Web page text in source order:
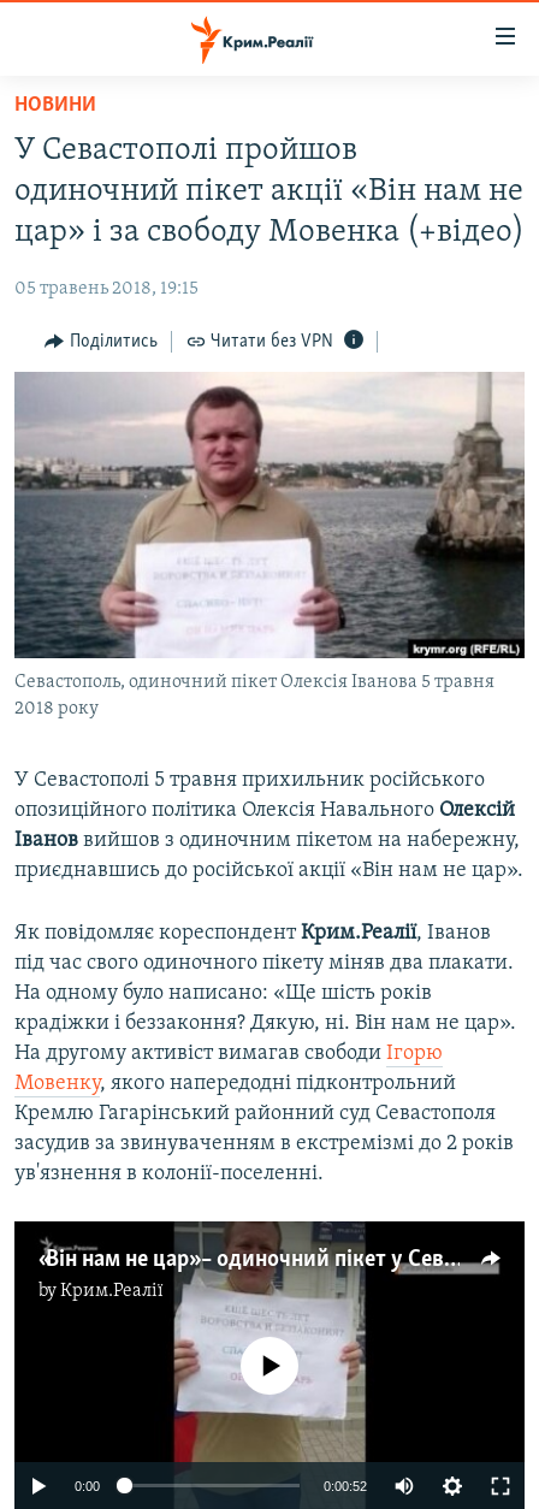
Перейти
основного
матеріалу
до
основної
навігації
Перейти
до
ВІДЕО ТА ФОТО
БЛОГИ
ПОГЛЯД
ВСЕ ЗА ДЕНЬ
СПЕЦПРОЕКТИ
ДЕПОРТАЦІЯ
ВІДЕОУРОКИ «ELIFBE»
СВІДЧЕННЯ ОКУПАЦІЇ
УКРАЇНСЬКА ПРОБЛЕМА КРИМУ
ІНФОГРАФІКА
ЯК ОБІЙТИ БЛОКУВАННЯ
Русский
Qırımtatar
ДОЛУЧАЙСЯ!
Усі сайти RFE/RL
НОВИНИ
У Севастополі пройшов
одиночний пікет акції «Він нам не
цар» і за свободу Мовенка (+відео)
05 травень 2018, 19:15
Поділитись Читати без VPN
Севастополь, одиночний пікет Олексія Іванова 5 травня
2018 року
У Севастополі 5 травня прихильник російського
опозиційного політика Олексія Навального Олексій
Іванов вийшов з одиночним пікетом на набережну,
приєднавшись до російської акції «Він нам не цар».
Як повідомляє кореспондентКрим.Реалії, Іванов
під час свого одиночного пікету міняв два плакати.
На одному було написано: «Ще шість років
крадіжки і беззаконня? Дякую, ні. Він нам не цар».
На другому активіст вимагав свободи Ігорю
Мовенку, якого напередодні підконтрольний
Кремлю Гагарінський районний суд Севастополя
засудив за звинуваченням в екстремізмі до 2 років
ув'язнення в колонії-поселенні.
«Він нам не цар» – одиночний пікет у Севастополі (відео)
byКрим.Реалії
No media source currently available
0:00 0:00:52